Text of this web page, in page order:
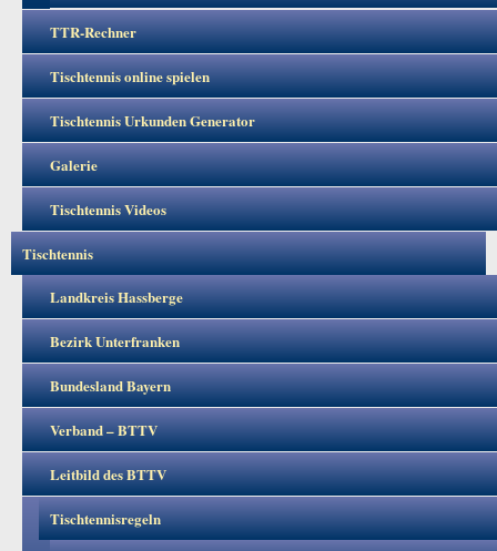
TTR-Rechner
Tischtennis online spielen
Tischtennis Urkunden Generator
Galerie
Tischtennis Videos
Tischtennis
Landkreis Hassberge
Bezirk Unterfranken
Bundesland Bayern
Verband – BTTV
Leitbild des BTTV
Tischtennisregeln